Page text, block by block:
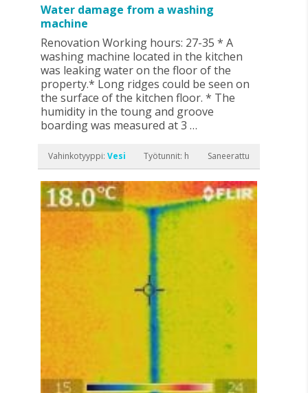
Water damage from a washing
machine
Renovation Working hours: 27-35 * A
washing machine located in the kitchen
was leaking water on the floor of the
property.* Long ridges could be seen on
the surface of the kitchen floor. * The
humidity in the toung and groove
boarding was measured at 3 …
Saneerattu
Vahinkotyyppi:Vesi Työtunnit: h